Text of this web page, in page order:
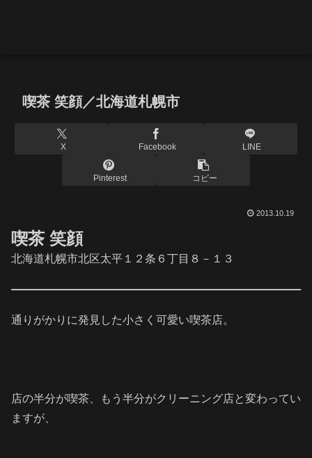
喫茶 笑顔／北海道札幌市
X Facebook LINE
Pinterest コピー
2013.10.19
喫茶 笑顔
北海道札幌市北区太平１２条６丁目８－１３
通りがかりに発見した小さく可愛い喫茶店。
店の半分が喫茶、もう半分がクリーニング店と変わってい
ますが、